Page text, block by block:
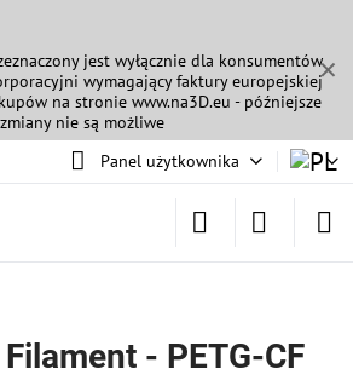
✕
jest wyłącznie dla konsumentów
wymagający faktury europejskiej
na stronie www.na3D.eu - późniejsze
zmiany nie są możliwe
Panel użytkownika
- PETG-CF